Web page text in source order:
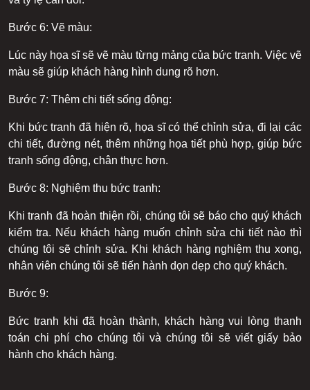
Bước 6: Vẽ màu:
Lúc này họa sĩ sẽ vẽ màu từng mảng của bức tranh. Việc vẽ
màu sẽ giúp khách hàng hình dung rõ hơn.
Bước 7: Thêm chi tiết sống động:
Khi bức tranh đã hiện rõ, họa sĩ có thể chỉnh sửa, đi lại các
chi tiết, đường nét, thêm những họa tiết phù hợp, giúp bức
tranh sống động, chân thực hơn.
Bước 8: Nghiệm thu bức tranh:
Khi tranh đã hoàn thiện rồi, chúng tôi sẽ báo cho quý khách
kiểm tra. Nếu khách hàng muốn chỉnh sửa chi tiết nào thì
chúng tôi sẽ chỉnh sửa. Khi khách hàng nghiệm thu xong,
nhân viên chúng tôi sẽ tiến hành dọn dẹp cho quý khách.
Bước 9:
Bức tranh khi đã hoàn thành, khách hàng vui lòng thanh
toán chi phí cho chúng tôi và chúng tôi sẽ viết giấy bảo
hành cho khách hàng.